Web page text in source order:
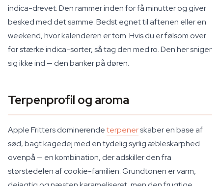
indica-drevet. Den rammer inden for få minutter og giver
besked med det samme. Bedst egnet til aftenen eller en
weekend, hvor kalenderen er tom. Hvis du er følsom over
for stærke indica-sorter, så tag den med ro. Den her sniger
sig ikke ind — den banker på døren.
Terpenprofil og aroma
Apple Fritters dominerendeterpenerskaber en base af
sød, bagt kagedej med en tydelig syrlig æbleskarphed
ovenpå — en kombination, der adskiller den fra
størstedelen af cookie-familien. Grundtonen er varm,